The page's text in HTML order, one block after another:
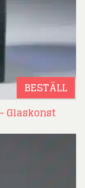
BESTÄLL
Glaskonst